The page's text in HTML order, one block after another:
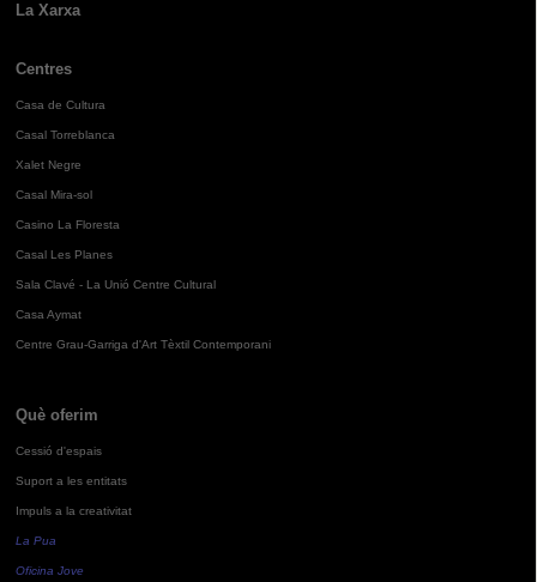
La Xarxa
Centres
Casa de Cultura
Casal Torreblanca
Xalet Negre
Casal Mira-sol
Casino La Floresta
Casal Les Planes
Sala Clavé - La Unió Centre Cultural
Casa Aymat
Centre Grau-Garriga d'Art Tèxtil Contemporani
Què oferim
Cessió d'espais
Suport a les entitats
Impuls a la creativitat
La Pua
Oficina Jove